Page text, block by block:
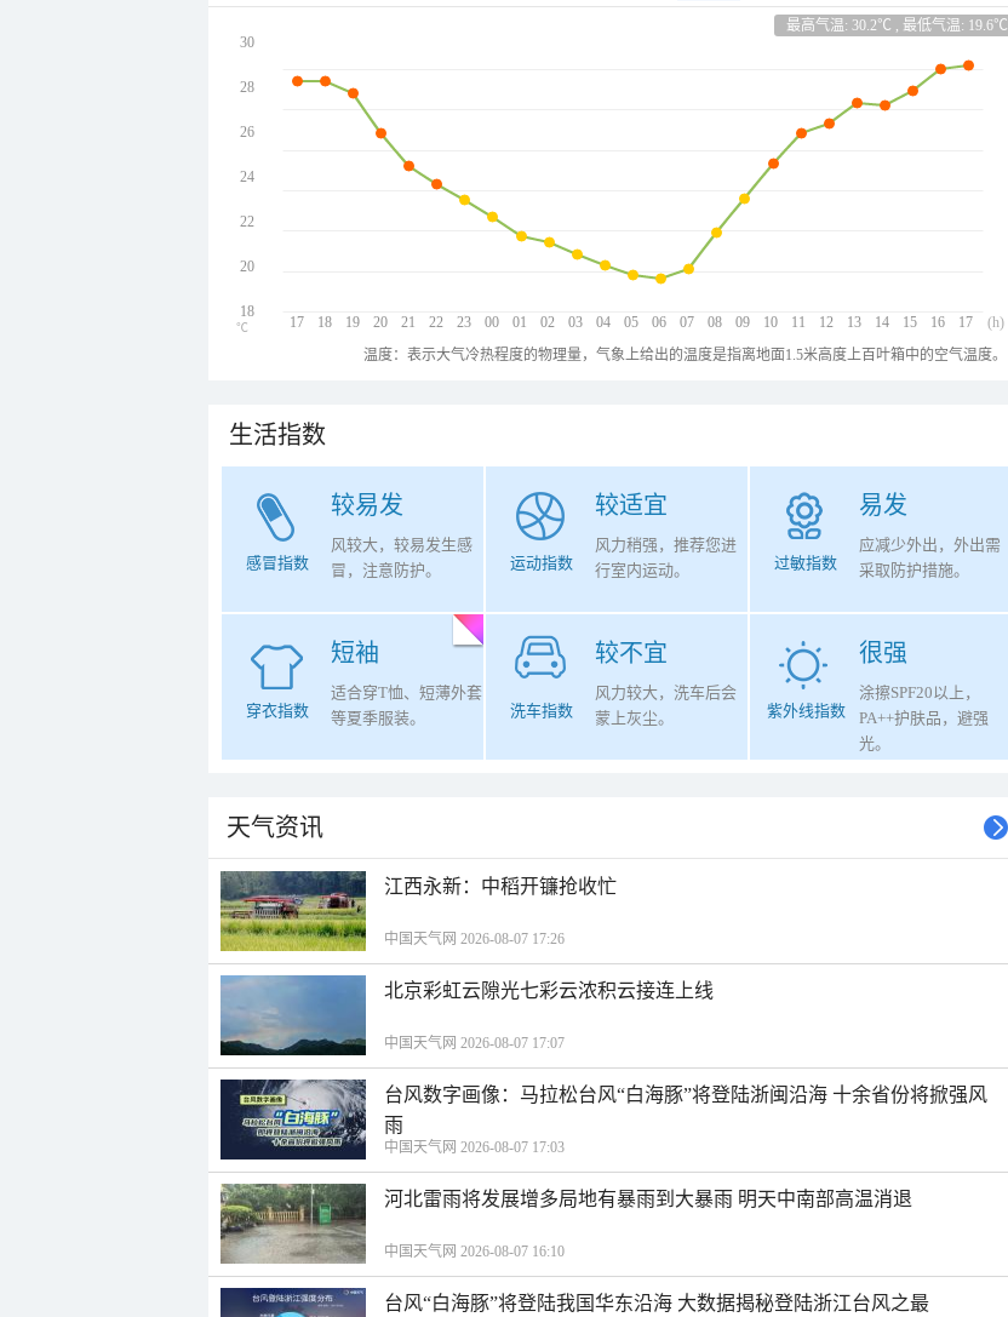
最高气温: 30.2℃ , 最低气温: 19.6℃
17 18 19 20 21 22 23 00 01 02 03 04 05 06 07 08 09 10 11 12 13 14 15 16 17
30
28
26
24
22
20
18
(h)
℃
温度：表示大气冷热程度的物理量，气象上给出的温度是指离地面1.5米高度上百叶箱中的空气温度。
生活指数
较易发
感冒指数
风较大，较易发生感
冒，注意防护。
较适宜
运动指数
风力稍强，推荐您进
行室内运动。
易发
过敏指数
应减少外出，外出需
采取防护措施。
短袖
穿衣指数
适合穿T恤、短薄外套
等夏季服装。
较不宜
洗车指数
风力较大，洗车后会
蒙上灰尘。
很强
紫外线指数
涂擦SPF20以上，
PA++护肤品，避强
光。
天气资讯
江西永新：中稻开镰抢收忙
中国天气网 2026-08-07 17:26
北京彩虹云隙光七彩云浓积云接连上线
中国天气网 2026-08-07 17:07
台风数字画像：马拉松台风“白海豚”将登陆浙闽沿海 十余省份将掀强风
雨
中国天气网 2026-08-07 17:03
河北雷雨将发展增多局地有暴雨到大暴雨 明天中南部高温消退
中国天气网 2026-08-07 16:10
台风“白海豚”将登陆我国华东沿海 大数据揭秘登陆浙江台风之最